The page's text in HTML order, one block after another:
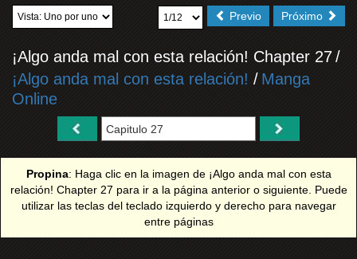
Próximo
Previo
¡Algo anda mal con esta relación! Chapter 27/
¡Algo anda mal con esta relación! / Manga
Online
Propina: Haga clic en la imagen de ¡Algo anda mal con esta
relación! Chapter 27 para ir a la página anterior o siguiente. Puede
utilizar las teclas del teclado izquierdo y derecho para navegar
entre páginas